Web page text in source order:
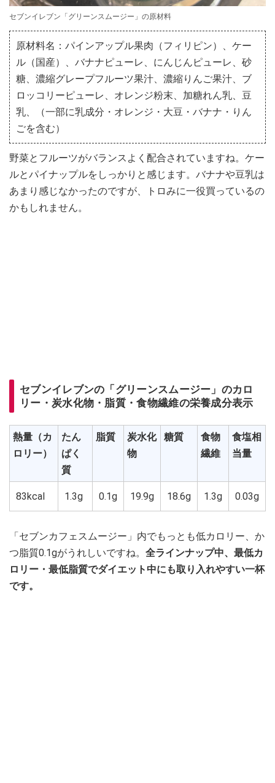
セブンイレブン「グリーンスムージー」の原材料
原材料名：パインアップル果肉（フィリピン）、ケー
ル（国産）、バナナピューレ、にんじんピューレ、砂
糖、濃縮グレープフルーツ果汁、濃縮りんご果汁、ブ
ロッコリーピューレ、オレンジ粉末、加糖れん乳、豆
乳、（一部に乳成分・オレンジ・大豆・バナナ・りん
ごを含む）
野菜とフルーツがバランスよく配合されていますね。ケー
ルとパイナップルをしっかりと感じます。バナナや豆乳は
あまり感じなかったのですが、トロみに一役買っているの
かもしれません。
セブンイレブンの「グリーンスムージー」のカロ
リー・炭水化物・脂質・食物繊維の栄養成分表示
熱量（カ
ロリー）
たん
ぱく
質
脂質
炭水化
物
糖質
食物
繊維
食塩相
当量
83kcal 1.3g 0.1g 19.9g 18.6g 1.3g 0.03g
「セブンカフェスムージー」内でもっとも低カロリー、か
つ脂質0.1gがうれしいですね。 全ラインナップ中、最低カ
ロリー・最低脂質でダイエット中にも取り入れやすい一杯
です。